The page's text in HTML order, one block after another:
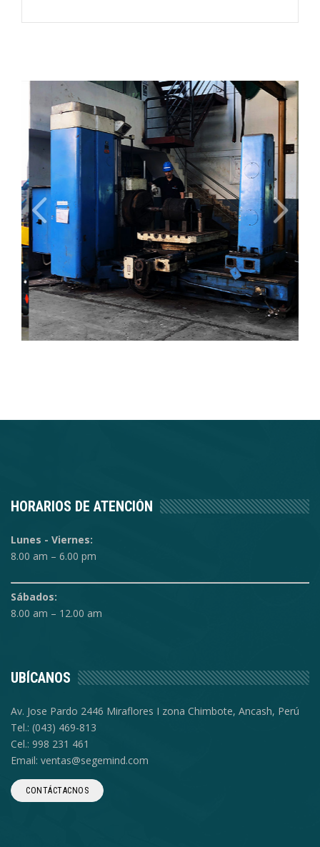
HORARIOS DE ATENCIÓN
Lunes - Viernes:
8.00 am – 6.00 pm
Sábados:
8.00 am – 12.00 am
UBÍCANOS
Av. Jose Pardo 2446 Miraflores I zona Chimbote, Ancash, Perú
Tel.: (043) 469-813
Cel.: 998 231 461
Email: ventas@segemind.com
CONTÁCTACNOS